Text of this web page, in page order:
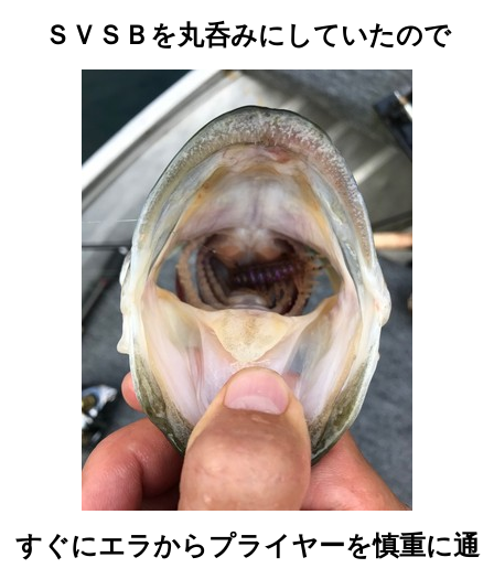
ＳＶＳＢを丸呑みにしていたので
すぐにエラからプライヤーを慎重に通